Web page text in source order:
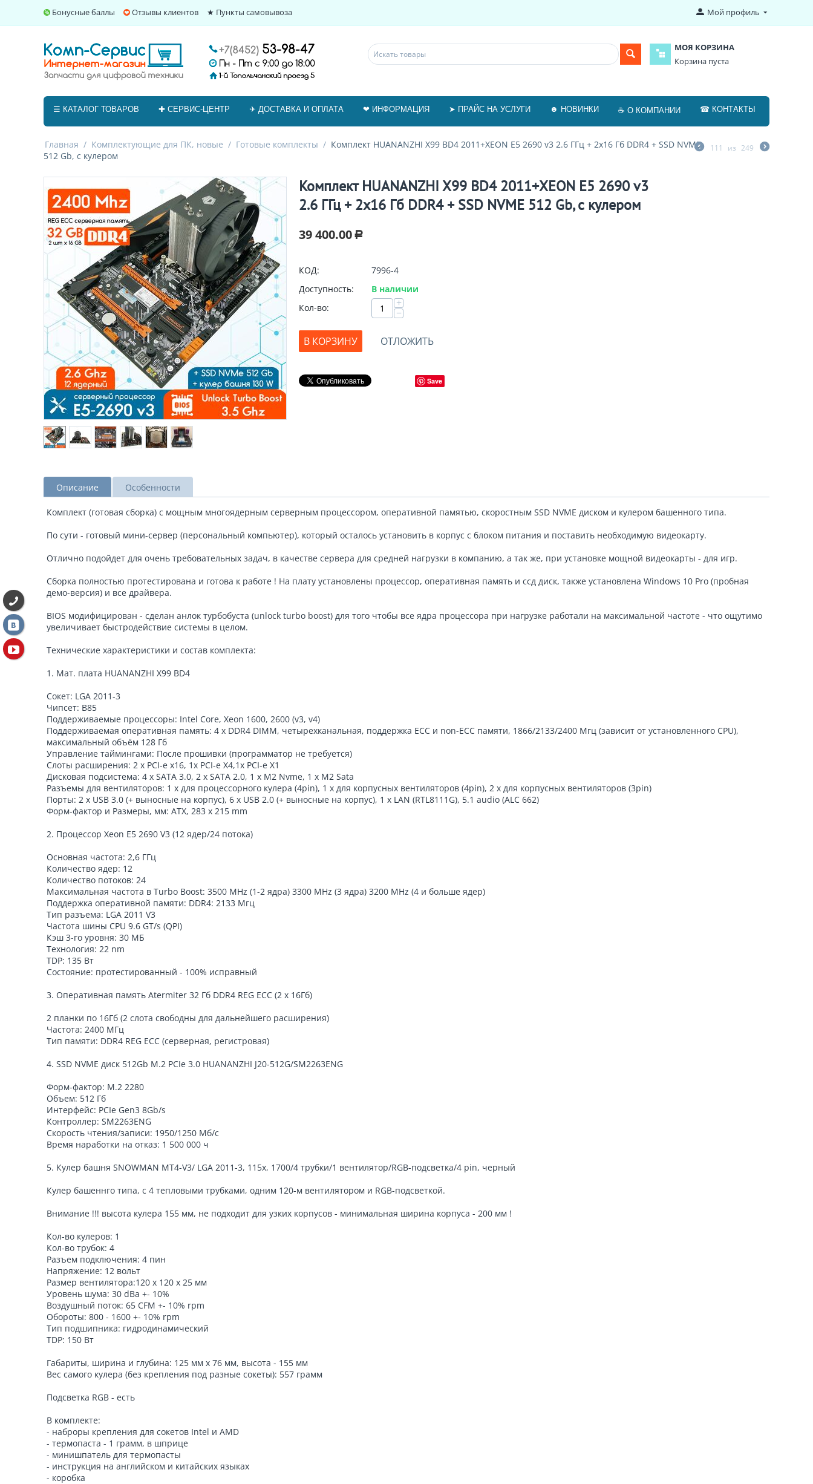
Бонусные баллы Отзывы клиентов ★ Пункты самовывоза Мой профиль
МОЯ КОРЗИНА
Корзина пуста
☰ КАТАЛОГ ТОВАРОВ ✚ СЕРВИС-ЦЕНТР ✈ ДОСТАВКА И ОПЛАТА ❤ ИНФОРМАЦИЯ ➤ ПРАЙС НА УСЛУГИ ☻ НОВИНКИ ☕ О КОМПАНИИ ☎ КОНТАКТЫ
Главная / Комплектующие для ПК, новые / Готовые комплекты / Комплект HUANANZHI X99 BD4 2011+XEON E5 2690 v3 2.6 ГГц + 2x16 Гб DDR4 + SSD NVME
512 Gb, с кулером
111 из 249
Комплект HUANANZHI X99 BD4 2011+XEON E5 2690 v3
2.6 ГГц + 2x16 Гб DDR4 + SSD NVME 512 Gb, с кулером
39 400.00 Р
КОД:
7996-4
Доступность:
В наличии
Кол-во:
+
−
В КОРЗИНУ ОТЛОЖИТЬ
Save
Описание Особенности
Комплект (готовая сборка) с мощным многоядерным серверным процессором, оперативной памятью, скоростным SSD NVME диском и кулером башенного типа.
По сути - готовый мини-сервер (персональный компьютер), который осталось установить в корпус с блоком питания и поставить необходимую видеокарту.
Отлично подойдет для очень требовательных задач, в качестве сервера для средней нагрузки в компанию, а так же, при установке мощной видеокарты - для игр.
Сборка полностью протестирована и готова к работе ! На плату установлены процессор, оперативная память и ссд диск, также установлена Windows 10 Pro (пробная
демо-версия) и все драйвера.
BIOS модифицирован - сделан анлок турбобуста (unlock turbo boost) для того чтобы все ядра процессора при нагрузке работали на максимальной частоте - что ощутимо
увеличивает быстродействие системы в целом.
Технические характеристики и состав комплекта:
1. Мат. плата HUANANZHI X99 BD4
Сокет: LGA 2011-3
Чипсет: B85
Поддерживаемые процессоры: Intel Core, Xeon 1600, 2600 (v3, v4)
Поддерживаемая оперативная память: 4 х DDR4 DIMM, четырехканальная, поддержка ECC и non-ECC памяти, 1866/2133/2400 Мгц (зависит от установленного CPU),
максимальный объём 128 Гб
Управление таймингами: После прошивки (программатор не требуется)
Слоты расширения: 2 x PCI-e x16, 1x PCI-e X4,1x PCI-e X1
Дисковая подсистема: 4 x SATA 3.0, 2 x SATA 2.0, 1 x M2 Nvme, 1 x M2 Sata
Разъемы для вентиляторов: 1 x для процессорного кулера (4pin), 1 x для корпусных вентиляторов (4pin), 2 x для корпусных вентиляторов (3pin)
Порты: 2 x USB 3.0 (+ выносные на корпус), 6 x USB 2.0 (+ выносные на корпус), 1 x LAN (RTL8111G), 5.1 audio (ALC 662)
Форм-фактор и Размеры, мм: ATX, 283 x 215 mm
2. Процессор Xeon E5 2690 V3 (12 ядер/24 потока)
Основная частота: 2,6 ГГц
Количество ядер: 12
Количество потоков: 24
Максимальная частота в Turbo Boost: 3500 MHz (1-2 ядра) 3300 MHz (3 ядра) 3200 MHz (4 и больше ядер)
Поддержка оперативной памяти: DDR4: 2133 Мгц
Тип разъема: LGA 2011 V3
Частота шины CPU 9.6 GT/s (QPI)
Кэш 3-го уровня: 30 МБ
Технология: 22 nm
TDP: 135 Вт
Состояние: протестированный - 100% исправный
3. Оперативная память Atermiter 32 Гб DDR4 REG ECC (2 х 16Гб)
2 планки по 16Гб (2 слота свободны для дальнейшего расширения)
Частота: 2400 МГц
Тип памяти: DDR4 REG ECC (серверная, регистровая)
4. SSD NVME диск 512Gb M.2 PCIe 3.0 HUANANZHI J20-512G/SM2263ENG
Форм-фактор: M.2 2280
Объем: 512 Гб
Интерфейс: PCIe Gen3 8Gb/s
Контроллер: SM2263ENG
Скорость чтения/записи: 1950/1250 Мб/с
Время наработки на отказ: 1 500 000 ч
5. Кулер башня SNOWMAN MT4-V3/ LGA 2011-3, 115x, 1700/4 трубки/1 вентилятор/RGB-подсветка/4 pin, черный
Кулер башеннго типа, с 4 тепловыми трубками, одним 120-м вентилятором и RGB-подсветкой.
Внимание !!! высота кулера 155 мм, не подходит для узких корпусов - минимальная ширина корпуса - 200 мм !
Кол-во кулеров: 1
Кол-во трубок: 4
Разъем подключения: 4 пин
Напряжение: 12 вольт
Размер вентилятора:120 х 120 х 25 мм
Уровень шума: 30 dBa +- 10%
Воздушный поток: 65 CFM +- 10% rpm
Обороты: 800 - 1600 +- 10% rpm
Тип подшипника: гидродинамический
TDP: 150 Вт
Габариты, ширина и глубина: 125 мм х 76 мм, высота - 155 мм
Вес самого кулера (без крепления под разные сокеты): 557 грамм
Подсветка RGB - есть
В комплекте:
- наброры крепления для сокетов Intel и AMD
- термопаста - 1 грамм, в шприце
- минишпатель для термопасты
- инструкция на английском и китайских языках
- коробка